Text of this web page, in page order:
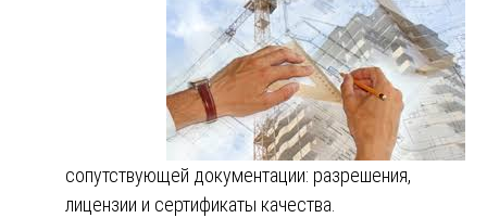
сопутствующей документации: разрешения,
лицензии и сертификаты качества.